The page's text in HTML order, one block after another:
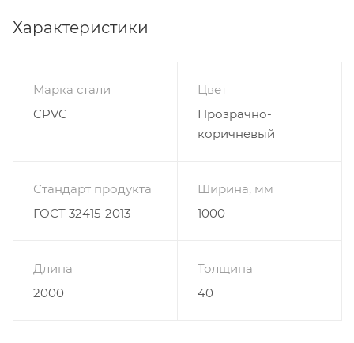
Характеристики
Марка стали
CPVC
Цвет
Прозрачно-
коричневый
Стандарт продукта
ГОСТ 32415-2013
Ширина, мм
1000
Длина
2000
Толщина
40